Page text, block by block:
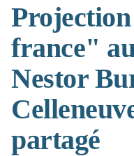
france"
Nestor
partagé